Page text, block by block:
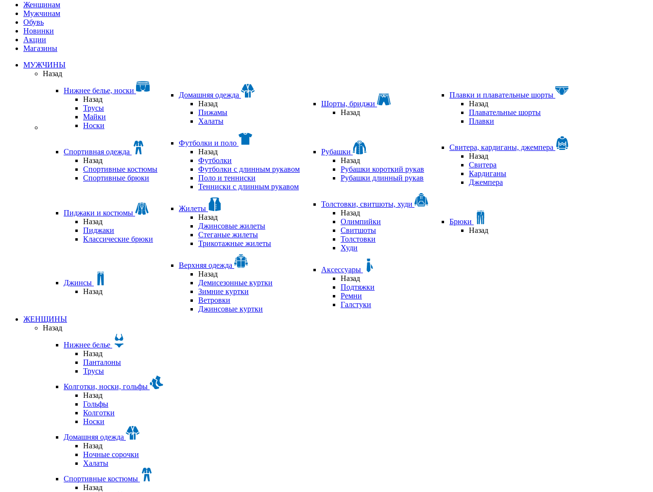
Женщинам
Мужчинам
Обувь
Новинки
Акции
Магазины
МУЖЧИНЫ
Назад
Нижнее белье, носки
Назад
Трусы
Майки
Носки
Домашняя одежда
Назад
Пижамы
Халаты
Шорты, бриджи
Назад
Плавки и плавательные шорты
Назад
Плавательные шорты
Плавки
Спортивная одежда
Назад
Спортивные костюмы
Спортивные брюки
Футболки и поло
Назад
Футболки
Футболки с длинным рукавом
Поло и тенниски
Тенниски с длинным рукавом
Рубашки
Назад
Рубашки короткий рукав
Рубашки длинный рукав
Свитера, кардиганы, джемпера
Назад
Свитера
Кардиганы
Джемпера
Пиджаки и костюмы
Назад
Пиджаки
Классические брюки
Жилеты
Назад
Джинсовые жилеты
Стеганые жилеты
Трикотажные жилеты
Толстовки, свитшоты, худи
Назад
Олимпийки
Свитшоты
Толстовки
Худи
Брюки
Назад
Джинсы
Назад
Верхняя одежда
Назад
Демисезонные куртки
Зимние куртки
Ветровки
Джинсовые куртки
Аксессуары
Назад
Подтяжки
Ремни
Галстуки
ЖЕНЩИНЫ
Назад
Нижнее белье
Назад
Панталоны
Трусы
Колготки, носки, гольфы
Назад
Гольфы
Колготки
Носки
Домашняя одежда
Назад
Ночные сорочки
Халаты
Спортивные костюмы
Назад